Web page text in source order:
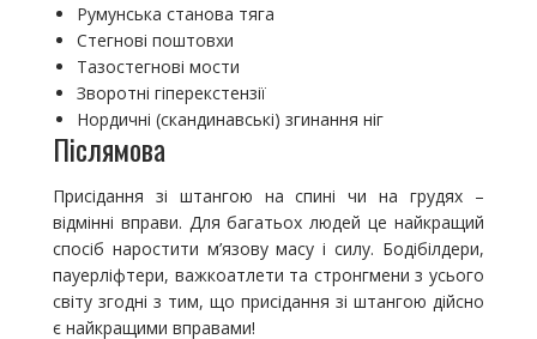
Румунська станова тяга
Стегнові поштовхи
Тазостегнові мости
Зворотні гіперекстензії
Нордичні (скандинавські) згинання ніг
Післямова
Присідання зі штангою на спині чи на грудях –
відмінні вправи. Для багатьох людей це найкращий
спосіб наростити м’язову масу і силу. Бодібілдери,
пауерліфтери, важкоатлети та стронгмени з усього
світу згодні з тим, що присідання зі штангою дійсно
є найкращими вправами!